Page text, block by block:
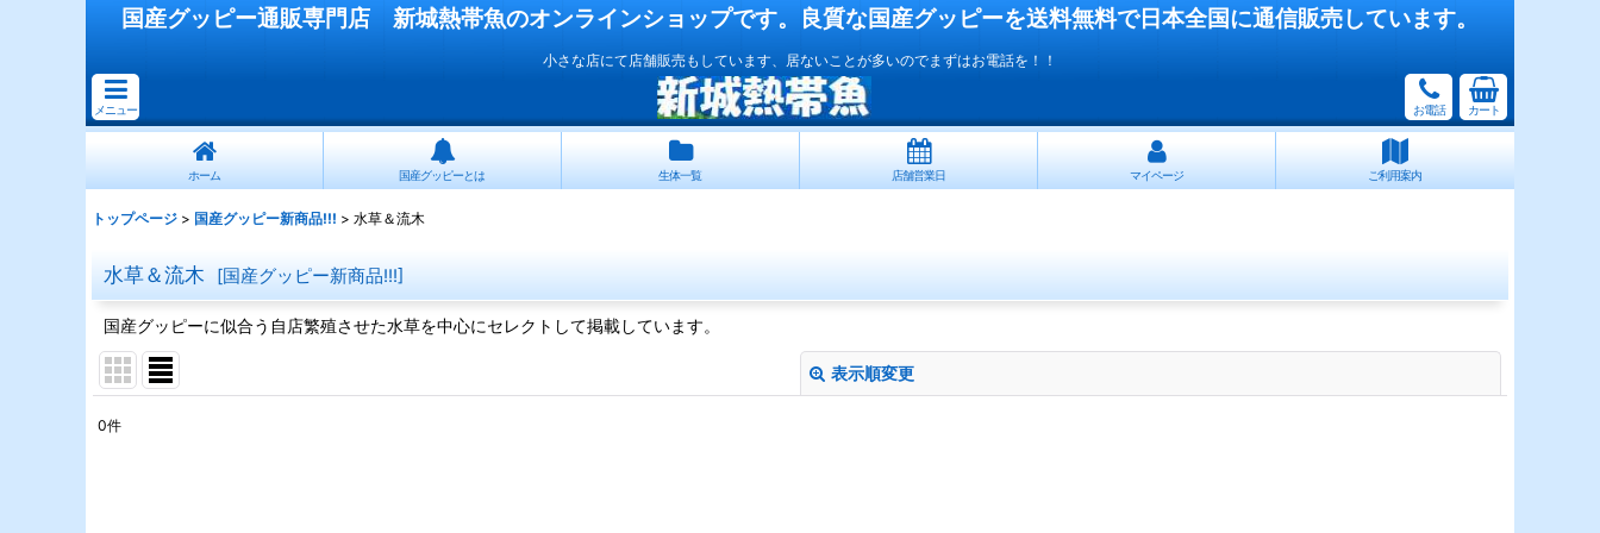
国産グッピー通販専門店 新城熱帯魚のオンラインショップです。良質な国産グッピーを送料無料で日本全国に通信販売しています。
小さな店にて店舗販売もしています、居ないことが多いのでまずはお電話を！！
メニュー お電話 カート
ホーム 国産グッピーとは 生体一覧 店舗営業日 マイページ ご利用案内
トップページ > 国産グッピー新商品!!! > 水草＆流木
水草＆流木 [国産グッピー新商品!!!]
国産グッピーに似合う自店繁殖させた水草を中心にセレクトして掲載しています。
表示順変更
0件